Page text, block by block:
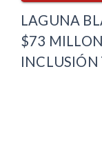
LAGUNA
$73
INCLUSIÓN